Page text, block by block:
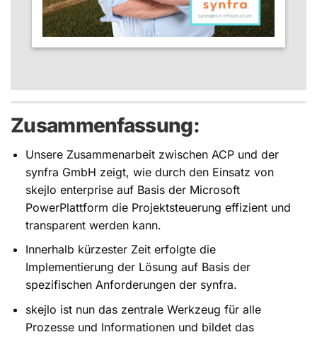
Zusammenfassung:
Unsere Zusammenarbeit zwischen ACP und der
synfra GmbH zeigt, wie durch den Einsatz von
skejlo enterprise auf Basis der Microsoft
PowerPlattform die Projektsteuerung effizient und
transparent werden kann.
Innerhalb kürzester Zeit erfolgte die
Implementierung der Lösung auf Basis der
spezifischen Anforderungen der synfra.
skejlo ist nun das zentrale Werkzeug für alle
Prozesse und Informationen und bildet das